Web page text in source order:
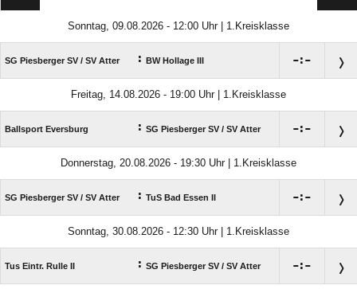
Sonntag, 09.08.2026 - 12:00 Uhr | 1.Kreisklasse
SG Piesberger SV /​ SV Atter : BW Hollage III :
Freitag, 14.08.2026 - 19:00 Uhr | 1.Kreisklasse
Ballsport Eversburg : SG Piesberger SV /​ SV Atter :
Donnerstag, 20.08.2026 - 19:30 Uhr | 1.Kreisklasse
SG Piesberger SV /​ SV Atter : TuS Bad Essen II :
Sonntag, 30.08.2026 - 12:30 Uhr | 1.Kreisklasse
Tus Eintr. Rulle II : SG Piesberger SV /​ SV Atter :